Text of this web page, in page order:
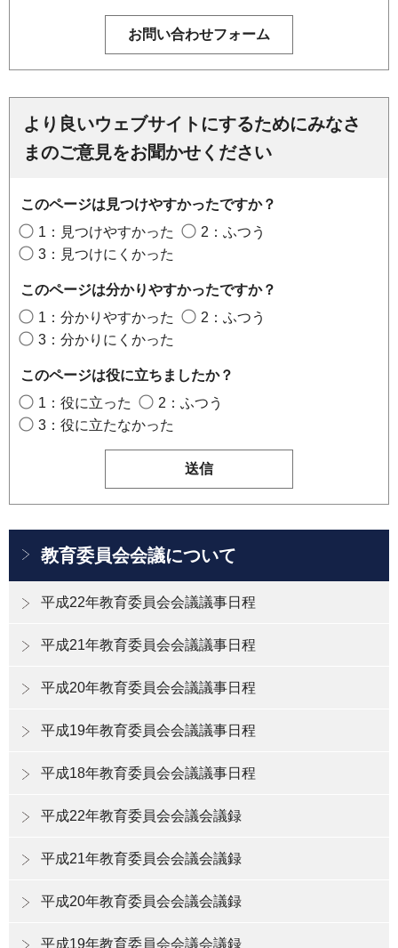
より良いウェブサイトにするためにみなさ
まのご意見をお聞かせください
このページは見つけやすかったですか？
1：見つけやすかった
2：ふつう
3：見つけにくかった
このページは分かりやすかったですか？
1：分かりやすかった
2：ふつう
3：分かりにくかった
このページは役に立ちましたか？
1：役に立った
2：ふつう
3：役に立たなかった
教育委員会会議について
平成22年教育委員会会議議事日程
平成21年教育委員会会議議事日程
平成20年教育委員会会議議事日程
平成19年教育委員会会議議事日程
平成18年教育委員会会議議事日程
平成22年教育委員会会議会議録
平成21年教育委員会会議会議録
平成20年教育委員会会議会議録
平成19年教育委員会会議会議録